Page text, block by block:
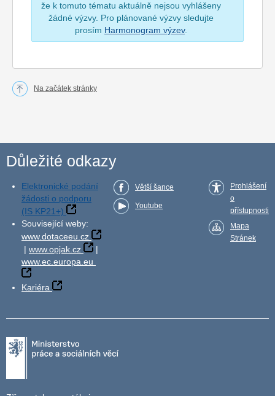
že k tomuto tématu aktuálně nejsou vyhlášeny
žádné výzvy. Pro plánované výzvy sledujte
prosím Harmonogram výzev.
Na začátek stránky
Důležité odkazy
Elektronické podání
žádosti o podporu
(IS KP21+)
Související weby:
www.dotaceeu.cz
| www.opjak.cz
|
www.ec.europa.eu
Kariéra
Větší šance
Youtube
Prohlášení
o
přístupnosti
Mapa
Stránek